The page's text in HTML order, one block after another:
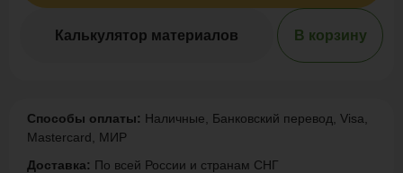
Калькулятор материалов В корзину
Способы оплаты: Наличные, Банковский перевод, Visa,
Mastercard, МИР
Доставка: По всей России и странам СНГ